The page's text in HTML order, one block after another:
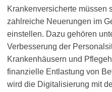
Krankenversicherte müssen
zahlreiche Neuerungen im
einstellen. Dazu gehören
Verbesserung der
Krankenhäusern und
finanzielle Entlastung von
wird die Digitalisierung mit